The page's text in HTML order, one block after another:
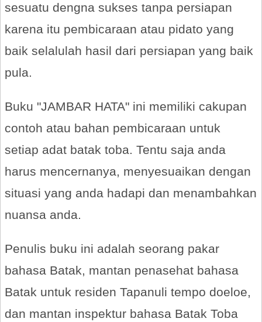
sesuatu dengna sukses tanpa persiapan
karena itu pembicaraan atau pidato yang
baik selalulah hasil dari persiapan yang baik
pula.
Buku "JAMBAR HATA" ini memiliki cakupan
contoh atau bahan pembicaraan untuk
setiap adat batak toba. Tentu saja anda
harus mencernanya, menyesuaikan dengan
situasi yang anda hadapi dan menambahkan
nuansa anda.
Penulis buku ini adalah seorang pakar
bahasa Batak, mantan penasehat bahasa
Batak untuk residen Tapanuli tempo doeloe,
dan mantan inspektur bahasa Batak Toba